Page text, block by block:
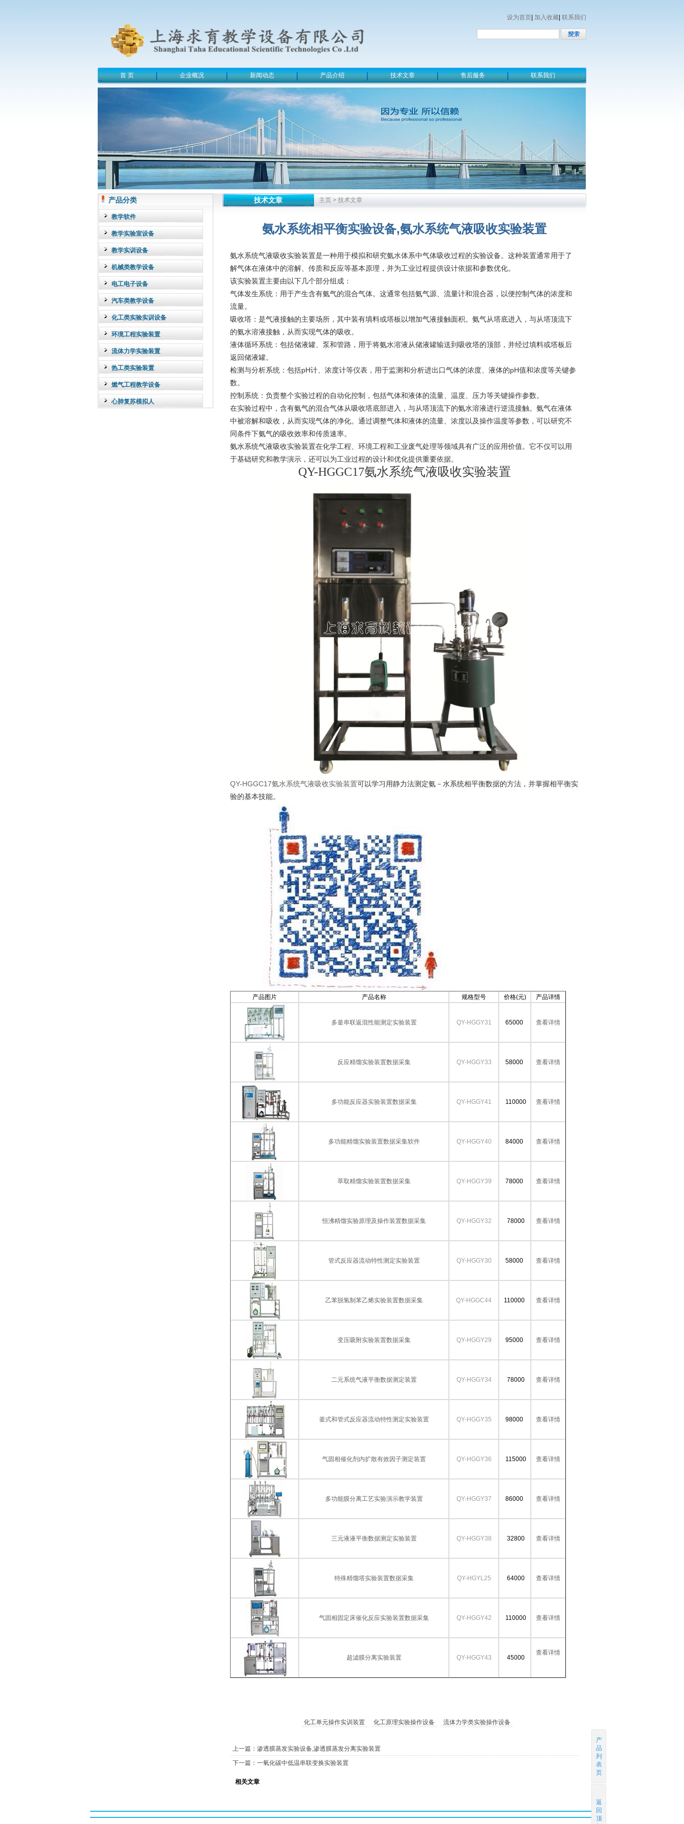
设为首页 加入收藏 联系我们
首 页 企业概况 新闻动态 产品介绍 技术文章 售后服务 联系我们
产品分类
教学软件
教学实验室设备
教学实训设备
机械类教学设备
电工电子设备
汽车类教学设备
化工类实验实训设备
环境工程实验装置
流体力学实验装置
热工类实验装置
燃气工程教学设备
心肺复苏模拟人
技术文章 主页 > 技术文章
氨水系统相平衡实验设备,氨水系统气液吸收实验装置
氨水系统气液吸收实验装置是一种用于模拟和研究氨水体系中气体吸收过程的实验设备。这种装置通常用于了
解气体在液体中的溶解、传质和反应等基本原理，并为工业过程提供设计依据和参数优化。
该实验装置主要由以下几个部分组成：
气体发生系统：用于产生含有氨气的混合气体。这通常包括氨气源、流量计和混合器，以便控制气体的浓度和
流量。
吸收塔：是气液接触的主要场所，其中装有填料或塔板以增加气液接触面积。氨气从塔底进入，与从塔顶流下
的氨水溶液接触，从而实现气体的吸收。
液体循环系统：包括储液罐、泵和管路，用于将氨水溶液从储液罐输送到吸收塔的顶部，并经过填料或塔板后
返回储液罐。
检测与分析系统：包括pH计、浓度计等仪表，用于监测和分析进出口气体的浓度、液体的pH值和浓度等关键参
数。
控制系统：负责整个实验过程的自动化控制，包括气体和液体的流量、温度、压力等关键操作参数。
在实验过程中，含有氨气的混合气体从吸收塔底部进入，与从塔顶流下的氨水溶液进行逆流接触。氨气在液体
中被溶解和吸收，从而实现气体的净化。通过调整气体和液体的流量、浓度以及操作温度等参数，可以研究不
同条件下氨气的吸收效率和传质速率。
氨水系统气液吸收实验装置在化学工程、环境工程和工业废气处理等领域具有广泛的应用价值。它不仅可以用
于基础研究和教学演示，还可以为工业过程的设计和优化提供重要依据。
QY-HGGC17氨水系统气液吸收实验装置
QY-HGGC17氨水系统气液吸收实验装置可以学习用静力法测定氨－水系统相平衡数据的方法，并掌握相平衡实
验的基本技能。
产品图片 产品名称 规格型号 价格(元) 产品详情
多釜串联返混性能测定实验装置 QY-HGGY31 65000 查看详情
反应精馏实验装置数据采集 QY-HGGY33 58000 查看详情
多功能反应器实验装置数据采集 QY-HGGY41 110000 查看详情
多功能精馏实验装置数据采集软件 QY-HGGY40 84000 查看详情
萃取精馏实验装置数据采集 QY-HGGY39 78000 查看详情
恒沸精馏实验原理及操作装置数据采集 QY-HGGY32 78000 查看详情
管式反应器流动特性测定实验装置 QY-HGGY30 58000 查看详情
乙苯脱氢制苯乙烯实验装置数据采集 QY-HGGC44 110000 查看详情
变压吸附实验装置数据采集 QY-HGGY29 95000 查看详情
二元系统气液平衡数据测定装置 QY-HGGY34 78000 查看详情
釜式和管式反应器流动特性测定实验装置 QY-HGGY35 98000 查看详情
气固相催化剂内扩散有效因子测定装置 QY-HGGY36 115000 查看详情
多功能膜分离工艺实验演示教学装置 QY-HGGY37 86000 查看详情
三元液液平衡数据测定实验装置 QY-HGGY38 32800 查看详情
特殊精馏塔实验装置数据采集 QY-HGYL25 64000 查看详情
气固相固定床催化反应实验装置数据采集 QY-HGGY42 110000 查看详情
超滤膜分离实验装置 QY-HGGY43 45000
查看详情
化工单元操作实训装置 化工原理实验操作设备 流体力学类实验操作设备
上一篇：渗透膜蒸发实验设备,渗透膜蒸发分离实验装置
下一篇：一氧化碳中低温串联变换实验装置
相关文章
产
品
列
表
页
返
回
顶